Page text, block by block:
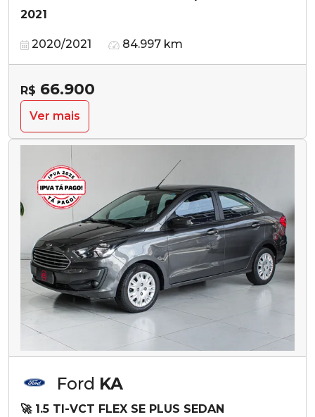
2021
2020/2021 84.997 km
R$ 66.900
Ver mais
Ford KA
🚀 1.5 TI-VCT FLEX SE PLUS SEDAN